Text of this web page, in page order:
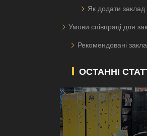
Як додати заклад
Умови співпраці для
Рекомендовані
ОСТАННІ